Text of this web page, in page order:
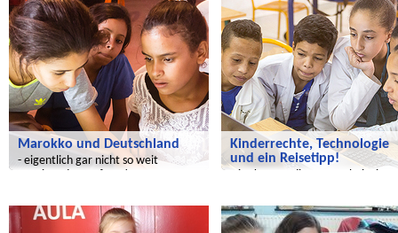
Marokko und Deutschland
- eigentlich gar nicht so weit
Kinderrechte, Technologie
und ein Reisetipp!